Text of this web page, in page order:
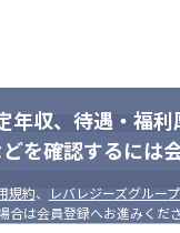
年収、待遇・福利
を確認するには
規約、 レバレジーズグルー
は会員登録へお進みくださ